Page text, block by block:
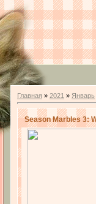
Главная » 2021 » Январь
Season Marbles 3: